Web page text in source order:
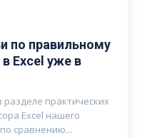
по правильному
Excel уже в
разделе практических
Excel нашего
сравнению...